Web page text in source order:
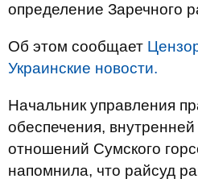
определение Заречного
Об этом сообщает
Украинские новости.
Начальник управления
обеспечения,
отношений Сумского
напомнила, что райсуд